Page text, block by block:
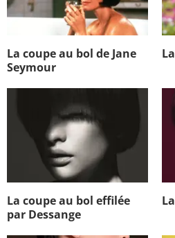
La coupe au bol de Jane
Seymour
La coupe au bol effilée
par Dessange